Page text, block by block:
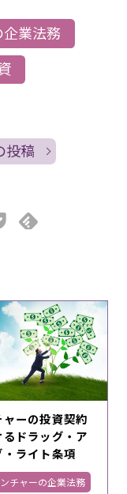
業法務
投稿
ーの投資契約
るドラッグ・ア
・ライト条項
チャーの企業法務